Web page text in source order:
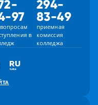
97
в
294-
83-49
приемная
комиссия
колледжа